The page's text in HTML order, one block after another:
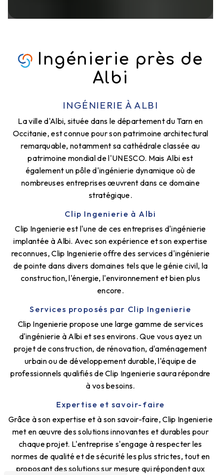
Ingénierie près de
Albi
INGÉNIERIE À ALBI
La ville d'Albi, située dans le département du Tarn en
Occitanie, est connue pour son patrimoine architectural
remarquable, notamment sa cathédrale classée au
patrimoine mondial de l'UNESCO. Mais Albi est
également un pôle d'ingénierie dynamique où de
nombreuses entreprises œuvrent dans ce domaine
stratégique.
Clip Ingenierie à Albi
Clip Ingenierie est l'une de ces entreprises d'ingénierie
implantée à Albi. Avec son expérience et son expertise
reconnues, Clip Ingenierie offre des services d'ingénierie
de pointe dans divers domaines tels que le génie civil, la
construction, l'énergie, l'environnement et bien plus
encore.
Services proposés par Clip Ingenierie
Clip Ingenierie propose une large gamme de services
d'ingénierie à Albi et ses environs. Que vous ayez un
projet de construction, de rénovation, d'aménagement
urbain ou de développement durable, l'équipe de
professionnels qualifiés de Clip Ingenierie saura répondre
à vos besoins.
Expertise et savoir-faire
Grâce à son expertise et à son savoir-faire, Clip Ingenierie
met en œuvre des solutions innovantes et durables pour
chaque projet. L'entreprise s'engage à respecter les
normes de qualité et de sécurité les plus strictes, tout en
proposant des solutions sur mesure qui répondent aux